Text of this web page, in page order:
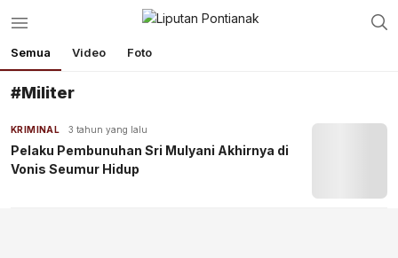
Semua Video Foto
#Militer
KRIMINAL 3 tahun yang lalu
Pelaku Pembunuhan Sri Mulyani Akhirnya di
Vonis Seumur Hidup